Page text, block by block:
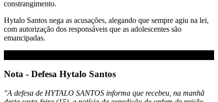
constrangimento.
Hytalo Santos nega as acusações, alegando que sempre agiu na lei,
com autorização dos responsáveis que as adolescentes são
emancipadas.
Nota - Defesa Hytalo Santos
"A defesa de HYTALO SANTOS informa que recebeu, na manhã